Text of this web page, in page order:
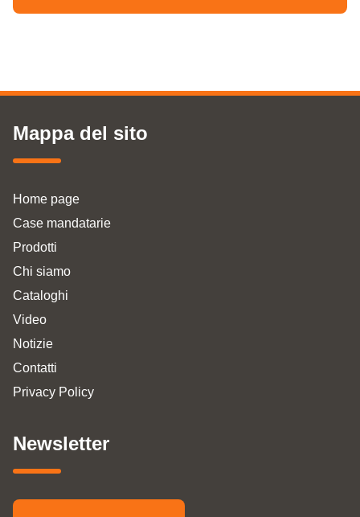
Mappa del sito
Home page
Case mandatarie
Prodotti
Chi siamo
Cataloghi
Video
Notizie
Contatti
Privacy Policy
Newsletter